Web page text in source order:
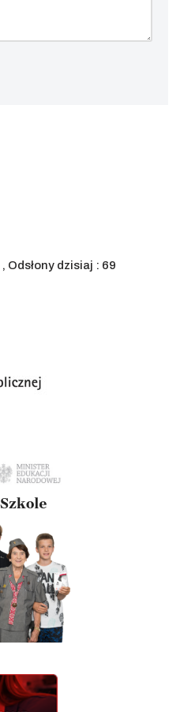
, Odsłony dzisiaj : 69